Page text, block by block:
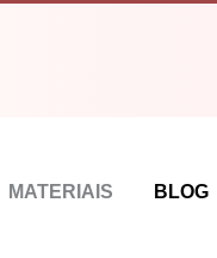
MATERIAIS BLOG